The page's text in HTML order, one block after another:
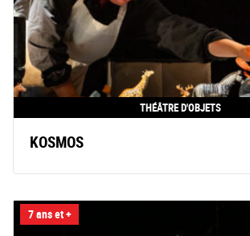
THÉÂTRE D'OBJETS
KOSMOS
7 ans et +